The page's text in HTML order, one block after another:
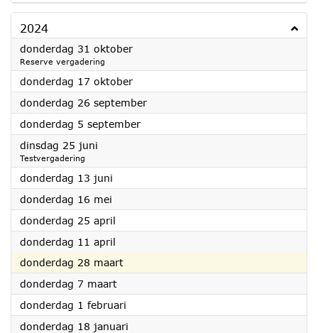
2024
donderdag 31 oktober2024
Reserve vergadering
donderdag 17 oktober2024
donderdag 26 september2024
donderdag 5 september2024
dinsdag 25 juni
Testvergadering
donderdag 13 juni
donderdag 16 mei
donderdag 25 april
donderdag 11 april
donderdag 28 maart2024
donderdag 7 maart2024
donderdag 1 februari
donderdag 18 januari